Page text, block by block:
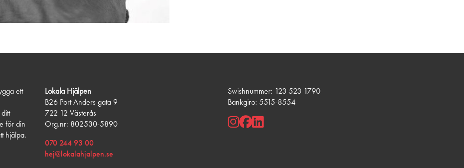
ett
för din
hjälpa.
Lokala Hjälpen
B26 Port Anders gata 9
722 12 Västerås
Org.nr: 802530-5890
070 244 93 00
hej@lokalahjalpen.se
Swishnummer: 123 523 1790
Bankgiro: 5515-8554